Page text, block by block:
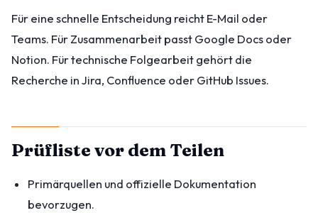
Für eine schnelle Entscheidung reicht E-Mail oder
Teams. Für Zusammenarbeit passt Google Docs oder
Notion. Für technische Folgearbeit gehört die
Recherche in Jira, Confluence oder GitHub Issues.
Prüfliste vor dem Teilen
Primärquellen und offizielle Dokumentation
bevorzugen.